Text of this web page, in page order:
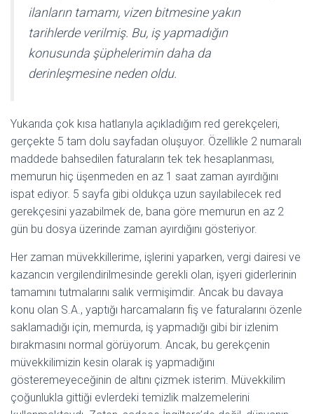
ilanların tamamı, vizen bitmesine yakın
tarihlerde verilmiş. Bu, iş yapmadığın
konusunda şüphelerimin daha da
derinleşmesine neden oldu.
Yukarıda çok kısa hatlarıyla açıkladığım red gerekçeleri,
gerçekte 5 tam dolu sayfadan oluşuyor. Özellikle 2 numaralı
maddede bahsedilen faturaların tek tek hesaplanması,
memurun hiç üşenmeden en az 1 saat zaman ayırdığını
ispat ediyor. 5 sayfa gibi oldukça uzun sayılabilecek red
gerekçesini yazabilmek de, bana göre memurun en az 2
gün bu dosya üzerinde zaman ayırdığını gösteriyor.
Her zaman müvekkillerime, işlerini yaparken, vergi dairesi ve
kazancın vergilendirilmesinde gerekli olan, işyeri giderlerinin
tamamını tutmalarını salık vermişimdir. Ancak bu davaya
konu olan S.A., yaptığı harcamaların fiş ve faturalarını özenle
saklamadığı için, memurda, iş yapmadığı gibi bir izlenim
bırakmasını normal görüyorum. Ancak, bu gerekçenin
müvekkilimizin kesin olarak iş yapmadığını
gösteremeyeceğinin de altını çizmek isterim. Müvekkilim
çoğunlukla gittiği evlerdeki temizlik malzemelerini